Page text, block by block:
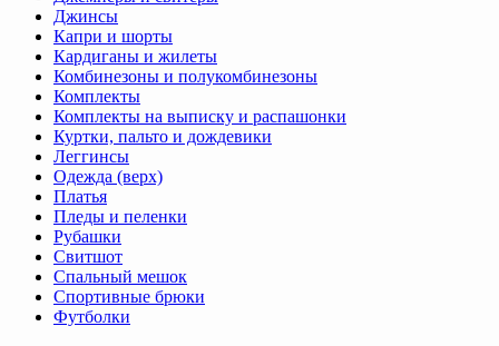
Джинсы
Капри и шорты
Кардиганы и жилеты
Комбинезоны и полукомбинезоны
Комплекты
Комплекты на выписку и распашонки
Куртки, пальто и дождевики
Леггинсы
Одежда (верх)
Платья
Пледы и пеленки
Рубашки
Свитшот
Спальный мешок
Спортивные брюки
Футболки